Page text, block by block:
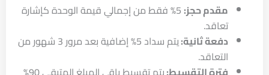
مقدم حجز: 5% فقط من إجمالي قيمة الوحدة كإشارة
تعاقد.
دفعة ثانية:
يتم سداد 5% إضافية بعد مرور 3 شهور من
التعاقد.